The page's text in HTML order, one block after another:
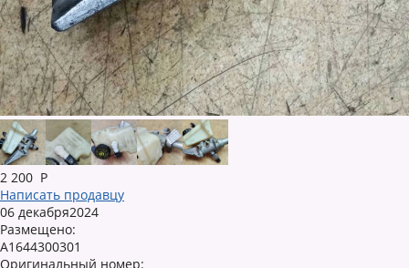
2 200 Р
Написать продавцу
06 декабря2024
Размещено:
A1644300301
Оригинальный номер: